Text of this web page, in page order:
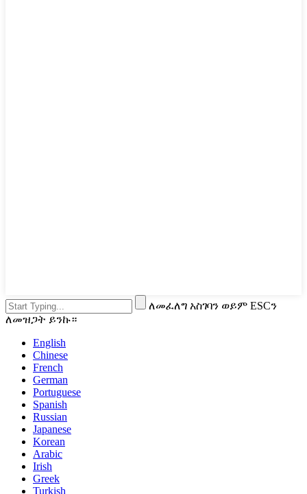
ለመፈለግ አስገባን ወይም ESCን
ለመዝጋት ይንኩ።
English
Chinese
French
German
Portuguese
Spanish
Russian
Japanese
Korean
Arabic
Irish
Greek
Turkish